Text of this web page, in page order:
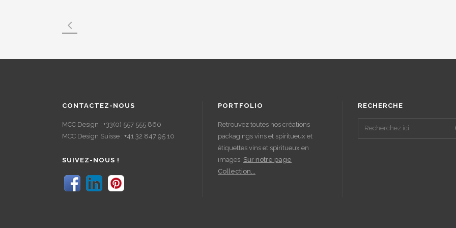
CONTACTEZ-NOUS
MCC Design : +33(0) 557 555 860
MCC Design Suisse : +41 32 847 95 10
SUIVEZ-NOUS !
PORTFOLIO
Retrouvez toutes nos créations
packagings vins et spiritueux et
étiquettes vins et spiritueux en
images. Sur notre page
Collection...
RECHERCHE